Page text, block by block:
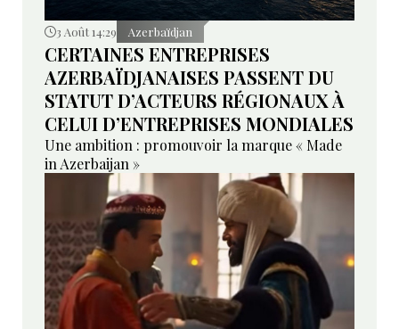
3 Août 14:29 Azerbaïdjan
CERTAINES ENTREPRISES
AZERBAÏDJANAISES PASSENT DU
STATUT D’ACTEURS RÉGIONAUX À
CELUI D’ENTREPRISES MONDIALES
Une ambition : promouvoir la marque « Made
in Azerbaijan »